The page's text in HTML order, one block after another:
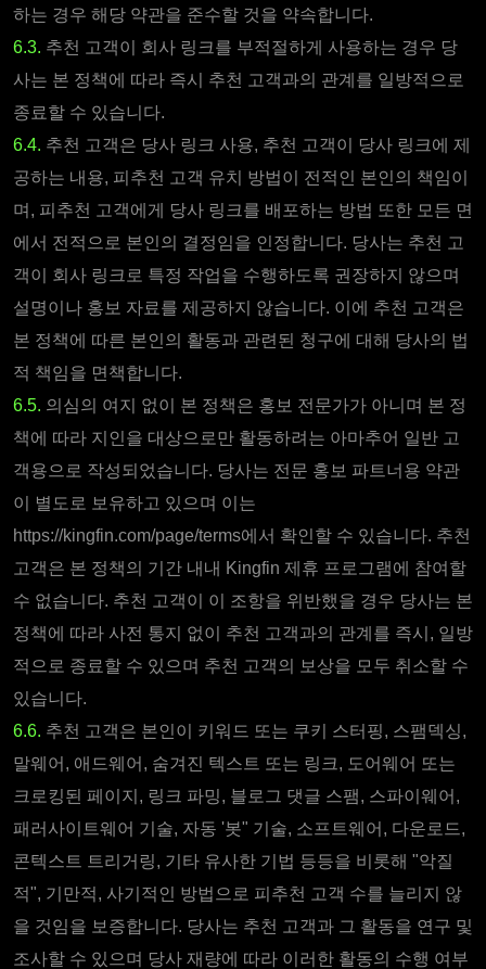
하는 경우 해당 약관을 준수할 것을 약속합니다.
6.3. 추천 고객이 회사 링크를 부적절하게 사용하는 경우 당
사는 본 정책에 따라 즉시 추천 고객과의 관계를 일방적으로
종료할 수 있습니다.
6.4. 추천 고객은 당사 링크 사용, 추천 고객이 당사 링크에 제
공하는 내용, 피추천 고객 유치 방법이 전적인 본인의 책임이
며, 피추천 고객에게 당사 링크를 배포하는 방법 또한 모든 면
에서 전적으로 본인의 결정임을 인정합니다. 당사는 추천 고
객이 회사 링크로 특정 작업을 수행하도록 권장하지 않으며
설명이나 홍보 자료를 제공하지 않습니다. 이에 추천 고객은
본 정책에 따른 본인의 활동과 관련된 청구에 대해 당사의 법
적 책임을 면책합니다.
6.5. 의심의 여지 없이 본 정책은 홍보 전문가가 아니며 본 정
책에 따라 지인을 대상으로만 활동하려는 아마추어 일반 고
객용으로 작성되었습니다. 당사는 전문 홍보 파트너용 약관
이 별도로 보유하고 있으며 이는
https://kingfin.com/page/terms에서 확인할 수 있습니다. 추천
고객은 본 정책의 기간 내내 Kingfin 제휴 프로그램에 참여할
수 없습니다. 추천 고객이 이 조항을 위반했을 경우 당사는 본
정책에 따라 사전 통지 없이 추천 고객과의 관계를 즉시, 일방
적으로 종료할 수 있으며 추천 고객의 보상을 모두 취소할 수
있습니다.
6.6. 추천 고객은 본인이 키워드 또는 쿠키 스터핑, 스팸덱싱,
말웨어, 애드웨어, 숨겨진 텍스트 또는 링크, 도어웨어 또는
크로킹된 페이지, 링크 파밍, 블로그 댓글 스팸, 스파이웨어,
패러사이트웨어 기술, 자동 '봇" 기술, 소프트웨어, 다운로드,
콘텍스트 트리거링, 기타 유사한 기법 등등을 비롯해 "악질
적", 기만적, 사기적인 방법으로 피추천 고객 수를 늘리지 않
을 것임을 보증합니다. 당사는 추천 고객과 그 활동을 연구 및
조사할 수 있으며 당사 재량에 따라 이러한 활동의 수행 여부